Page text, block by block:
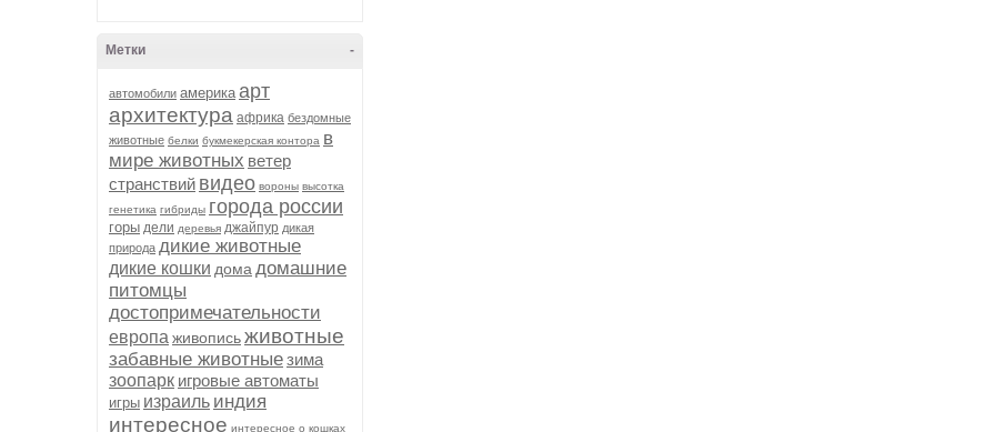
-
Метки
автомобили америка арт
архитектура африка бездомные
животные белки букмекерская контора в
мире животных ветер
странствий видео вороны высотка
генетика гибриды города россии
горы дели деревья джайпур дикая
природа дикие животные
дикие кошки дома домашние
питомцы
достопримечательности
европа живописьживотные
забавные животныезима
зоопарк игровые автоматы
игры израиль индия
интересное интересное о кошках